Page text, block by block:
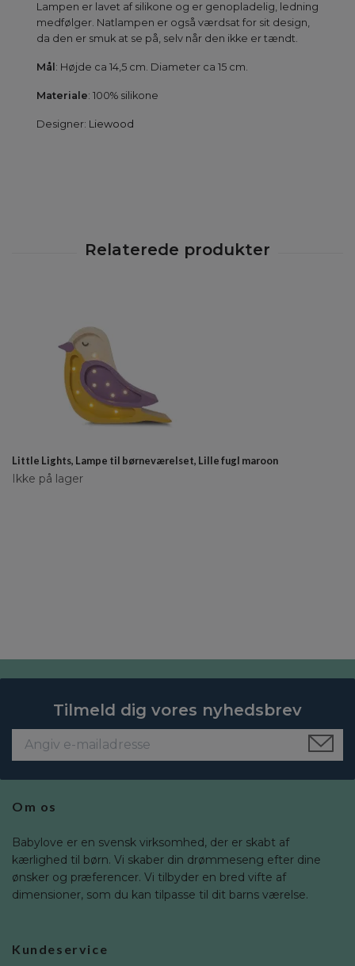
Lampen er lavet af silikone og er genopladelig, ledning
medfølger. Natlampen er også værdsat for sit design,
da den er smuk at se på, selv når den ikke er tændt.
Mål : Højde ca 14,5 cm. Diameter ca 15 cm.
Materiale: 100% silikone
Designer: Liewood
Little Lights, Lampe til børneværelset, Lille fugl maroon
Ikke på lager
Tilmeld dig vores nyhedsbrev
Om os
Babylove er en svensk virksomhed, der er skabt af
kærlighed til børn. Vi skaber din drømmeseng efter dine
ønsker og præferencer. Vi tilbyder en bred vifte af
dimensioner, som du kan tilpasse til dit barns værelse.
Kundeservice